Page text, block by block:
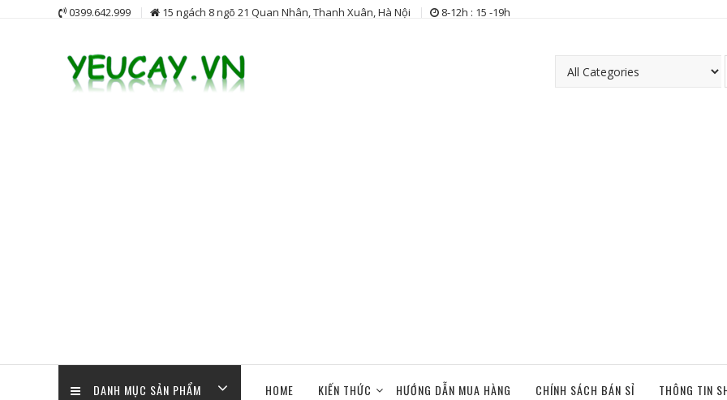
0399.642.999 15 ngách 8 ngõ 21 Quan Nhân, Thanh Xuân, Hà Nội 8-12h : 15 -19h
DANH MỤC SẢN PHẨM HOME KIẾN THỨC HƯỚNG DẪN MUA HÀNG CHÍNH SÁCH BÁN SỈ THÔNG TIN